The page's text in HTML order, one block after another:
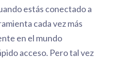
estás conectado a
cada vez más
en el mundo
acceso. Pero tal vez